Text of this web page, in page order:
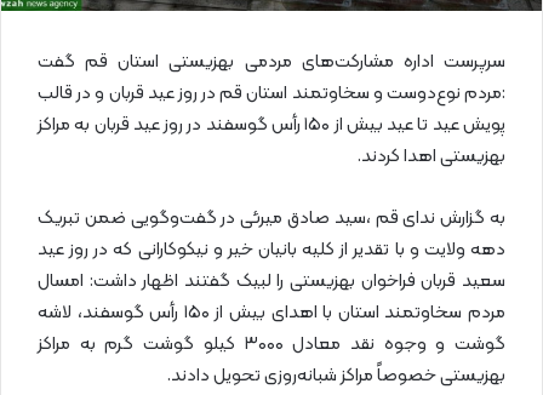
سرپرست اداره مشارکت‌های مردمی بهزیستی استان قم گفت
:مردم نوع‌دوست و سخاوتمند استان قم در روز عید قربان و در قالب
پویش عید تا عید بیش از ۱۵۰ رأس گوسفند در روز عید قربان به مراکز
بهزیستی اهدا کردند.
به گزارش ندای قم ،سید صادق میرئی در گفت‌وگویی ضمن تبریک
دهه ولایت و با تقدیر از کلیه بانیان خیر و نیکوکارانی که در روز عید
سعید قربان فراخوان بهزیستی را لبیک گفتند اظهار داشت: امسال
مردم سخاوتمند استان با اهدای بیش از ۱۵۰ رأس گوسفند، لاشه
گوشت و وجوه نقد معادل ۳۰۰۰ کیلو گوشت گرم به مراکز
بهزیستی خصوصاً مراکز شبانه‌روزی تحویل دادند.